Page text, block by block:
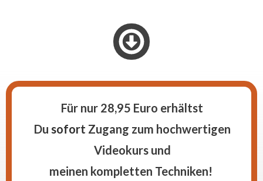
Für nur 28,95 Euro erhältst
Du sofort Zugang zum hochwertigen
Videokurs und
meinen kompletten Techniken!